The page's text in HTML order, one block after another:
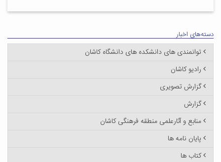
دسته‌های اخبار
توانمندی های دانشکده های دانشگاه کاشان
رادیو کاشان
گزارش تصویری
گزارش
منابع و آثارعلمی منطقه فرهنگی کاشان
پایان نامه ها
کتاب ها